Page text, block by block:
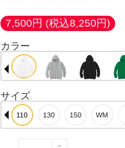
7,500円 (税込8,250円)
カラー
サイズ